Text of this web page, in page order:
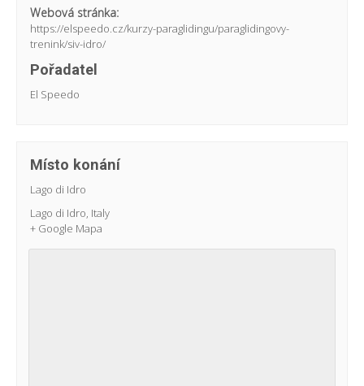
Webová stránka:
https://elspeedo.cz/kurzy-paraglidingu/paraglidingovy-
trenink/siv-idro/
Pořadatel
El Speedo
Místo konání
Lago di Idro
Lago di Idro, Italy
+ Google Mapa